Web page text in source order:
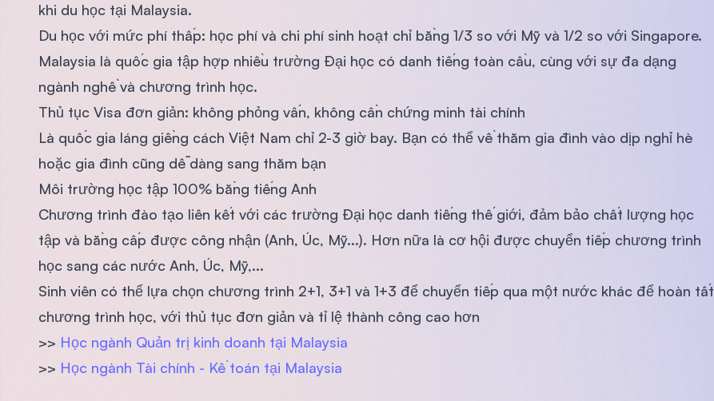
khi du học tại Malaysia.
Du học với mức phí thấp: học phí và chi phí sinh hoạt chỉ bằng 1/3 so với Mỹ và 1/2 so với Singapore.
Malaysia là quốc gia tập hợp nhiều trường Đại học có danh tiếng toàn cầu, cùng với sự đa dạng
ngành nghề và chương trình học.
Thủ tục Visa đơn giản: không phỏng vấn, không cần chứng minh tài chính
Là quốc gia láng giềng cách Việt Nam chỉ 2-3 giờ bay. Bạn có thể về thăm gia đình vào dịp nghỉ hè
hoặc gia đình cũng dễ dàng sang thăm bạn
Môi trường học tập 100% bằng tiếng Anh
Chương trình đào tạo liên kết với các trường Đại học danh tiếng thế giới, đảm bảo chất lượng học
tập và bằng cấp được công nhận (Anh, Úc, Mỹ...). Hơn nữa là cơ hội được chuyển tiếp chương trình
học sang các nước Anh, Úc, Mỹ,...
Sinh viên có thể lựa chọn chương trình 2+1, 3+1 và 1+3 để chuyển tiếp qua một nước khác để hoàn tất
chương trình học, với thủ tục đơn giản và tỉ lệ thành công cao hơn
>> Học ngành Quản trị kinh doanh tại Malaysia
>> Học ngành Tài chính - Kế toán tại Malaysia